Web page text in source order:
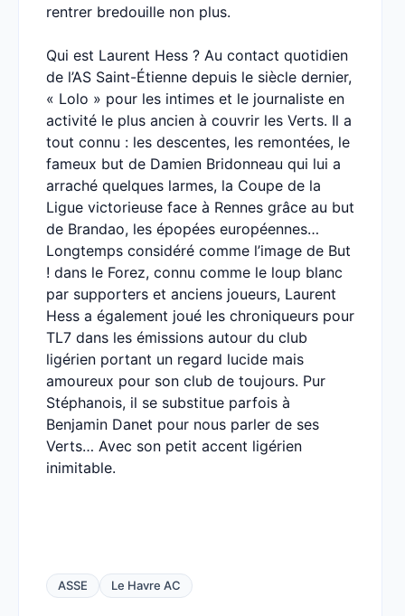
rentrer bredouille non plus.
Qui est Laurent Hess ? Au contact quotidien
de l’AS Saint-Étienne depuis le siècle dernier,
« Lolo » pour les intimes et le journaliste en
activité le plus ancien à couvrir les Verts. Il a
tout connu : les descentes, les remontées, le
fameux but de Damien Bridonneau qui lui a
arraché quelques larmes, la Coupe de la
Ligue victorieuse face à Rennes grâce au but
de Brandao, les épopées européennes…
Longtemps considéré comme l’image de But
! dans le Forez, connu comme le loup blanc
par supporters et anciens joueurs, Laurent
Hess a également joué les chroniqueurs pour
TL7 dans les émissions autour du club
ligérien portant un regard lucide mais
amoureux pour son club de toujours. Pur
Stéphanois, il se substitue parfois à
Benjamin Danet pour nous parler de ses
Verts… Avec son petit accent ligérien
inimitable.
ASSE Le Havre AC